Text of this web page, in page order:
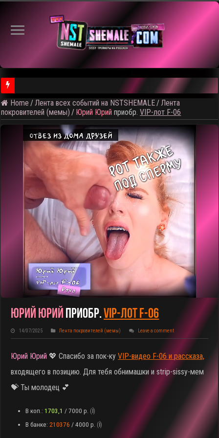
⚠️ Результаты голосования и тема следующего откртытого
Home / Лента всех событий на NSTSHEMALE / Лента
покровителей (мемы) / Юрий Юрий приобр.VIP-лот F-06
Юрий Юрий Приобр.VIP-Лот F-06
14/07/2025 Лента покровителей (мемы) Leave a comment
Юрий Юрий 💖 Спасибо за пок-куVIP-видео F-06 и рассказа,
входящего в позицию. Для тебя обнимашки и strip-sissy-мем
💝 Ты молодец 💕
В коп.:1703,1 / 7000 р. (ℹ️)
В банке: 210376 / 4000 р. (ℹ️)